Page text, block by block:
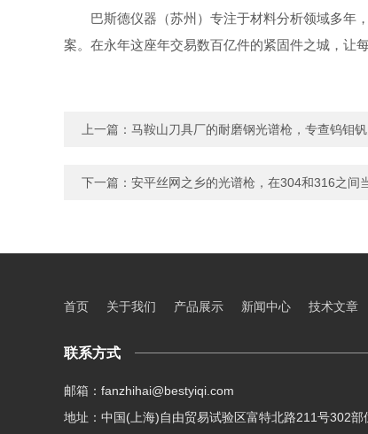
巴斯德仪器（苏州）专注于材料分析领域多年
案。在永年这座年交易数百亿件的紧固件之城，让
上一篇： 马鞍山刀具厂的耐磨钢光谱枪，专查钨钼
下一篇： 安平丝网之乡的光谱枪，在304和316之间
首页 关于我们 产品展示 新闻中心 技术文章
联系方式
邮箱：fanzhihai@bestyiqi.com
地址：中国(上海)自由贸易试验区富特北路211号302部